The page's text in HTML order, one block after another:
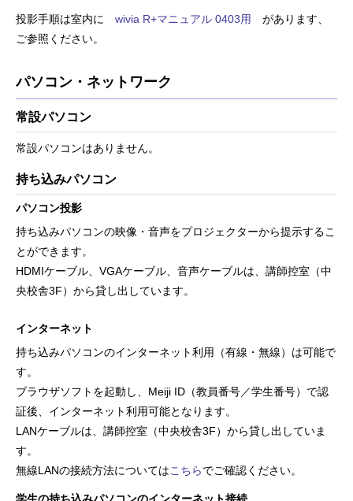
投影手順は室内に wivia R+マニュアル 0403用 があります、
ご参照ください。
パソコン・ネットワーク
常設パソコン
常設パソコンはありません。
持ち込みパソコン
パソコン投影
持ち込みパソコンの映像・音声をプロジェクターから提示するこ
とができます。
HDMIケーブル、VGAケーブル、音声ケーブルは、講師控室（中
央校舎3F）から貸し出しています。
インターネット
持ち込みパソコンのインターネット利用（有線・無線）は可能で
す。
ブラウザソフトを起動し、Meiji ID（教員番号／学生番号）で認
証後、インターネット利用可能となります。
LANケーブルは、講師控室（中央校舎3F）から貸し出していま
す。
無線LANの接続方法についてはこちらでご確認ください。
学生の持ち込みパソコンのインターネット接続